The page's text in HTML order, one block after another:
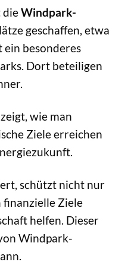
dieWindpark-
geschaffen, etwa
besonderes
Dort beteiligen
wie man
Ziele erreichen
schützt nicht nur
finanzielle Ziele
helfen. Dieser
Windpark-